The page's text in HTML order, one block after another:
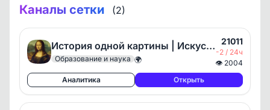
Каналы сетки (2)
История одной картины | Искусство, Живопись, Культура, Арт, Музей
Образование и наука 🌍
21011
-2 / 24ч
👁 2004
Аналитика
Открыть